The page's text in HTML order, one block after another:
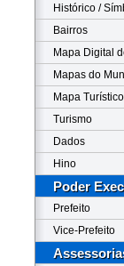
Histórico /
Bairros
Mapa Digital
Mapas do
Mapa
Turismo
Dados
Hino
Poder
Prefeito
Vice-Prefeito